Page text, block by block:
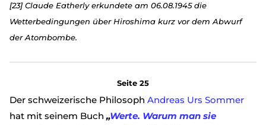
[23] Claude Eatherly erkundete am 06.08.1945 die
Wetterbedingungen über Hiroshima kurz vor dem Abwurf
der Atombombe.
Seite 25
Der schweizerische Philosoph Andreas Urs Sommer
hat mit seinem Buch „Werte. Warum man sie